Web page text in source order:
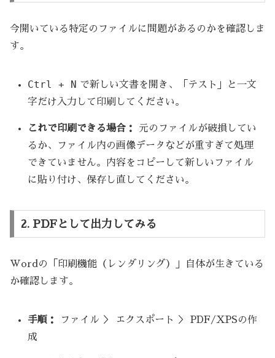
今開いている特定のファイルに問題があるのかを確認しま
す。
Ctrl + N で新しい文書を開き、「テスト」と一文
字だけ入力して印刷してください。
これで印刷できる場合：
元のファイルが破損してい
るか、ファイル内の画像データなどが重すぎて処理
できていません。内容をコピーして新しいファイル
に貼り付け、保存し直してください。
2. PDFとして出力してみる
Wordの「印刷機能（レンダリング）」自体が生きている
か確認します。
手順：
ファイル ＞ エクスポート ＞ PDF/XPSの作
成